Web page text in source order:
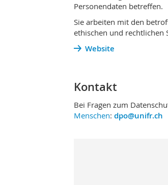
Personendaten betreffen.
Sie arbeiten mit den
ethischen und rechtlichen
Website
Kontakt
Bei Fragen zum
Menschen: dpo@unifr.ch